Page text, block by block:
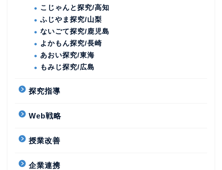
こじゃんと探究/高知
ふじやま探究/山梨
ないごて探究/鹿児島
よかもん探究/長崎
あおい探究/東海
もみじ探究/広島
探究指導
Web戦略
授業改善
企業連携